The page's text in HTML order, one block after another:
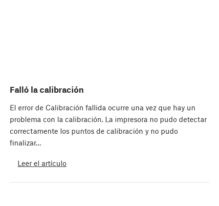
Falló la calibración
El error de Calibración fallida ocurre una vez que hay un
problema con la calibración. La impresora no pudo detectar
correctamente los puntos de calibración y no pudo
finalizar…
Leer el artículo